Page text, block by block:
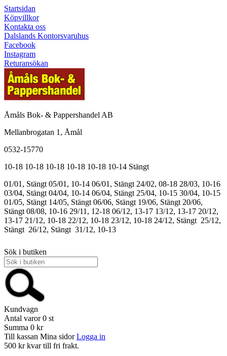
Startsidan
Köpvillkor
Kontakta oss
Dalslands Kontorsvaruhus
Facebook
Instagram
Returansökan
Åmåls Bok- & Pappershandel AB
Mellanbrogatan 1, Åmål
0532-15770
10-18 10-18 10-18 10-18 10-18 10-14 Stängt
01/01, Stängt 05/01, 10-14 06/01, Stängt 24/02, 08-18 28/03, 10-16
03/04, Stängt 04/04, 10-14 06/04, Stängt 25/04, 10-15 30/04, 10-15
01/05, Stängt 14/05, Stängt 06/06, Stängt 19/06, Stängt 20/06,
Stängt 08/08, 10-16 29/11, 12-18 06/12, 13-17 13/12, 13-17 20/12,
13-17 21/12, 10-18 22/12, 10-18 23/12, 10-18 24/12, Stängt 25/12,
Stängt 26/12, Stängt 31/12, 10-13
Sök i butiken
Kundvagn
Antal varor 0 st
Summa 0 kr
Till kassan Mina sidor Logga in
500 kr kvar till fri frakt.